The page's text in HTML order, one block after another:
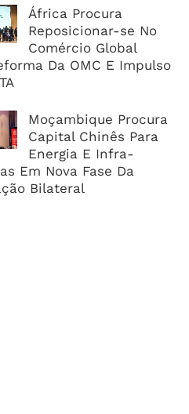
África Procura
Reposicionar-se No
Comércio Global
Da OMC E Impulso
Moçambique Procura
Capital Chinês Para
Energia E Infra-
Em Nova Fase Da
Bilateral
Procura
em 2026, Mas Crédito,
Limitam Aceleração
Agrícolas Entram Numa
Sobe Para 75,2% do
Desloca-se Para o
Interno